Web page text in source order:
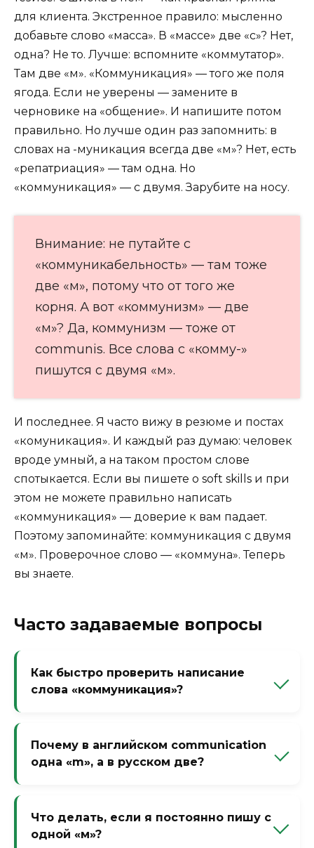
для клиента. Экстренное правило: мысленно
добавьте слово «масса». В «массе» две «с»? Нет,
одна? Не то. Лучше: вспомните «коммутатор».
Там две «м». «Коммуникация» — того же поля
ягода. Если не уверены — замените в
черновике на «общение». И напишите потом
правильно. Но лучше один раз запомнить: в
словах на -муникация всегда две «м»? Нет, есть
«репатриация» — там одна. Но
«коммуникация» — с двумя. Зарубите на носу.
Внимание: не путайте с
«коммуникабельность» — там тоже
две «м», потому что от того же
корня. А вот «коммунизм» — две
«м»? Да, коммунизм — тоже от
communis. Все слова с «комму-»
пишутся с двумя «м».
И последнее. Я часто вижу в резюме и постах
«комуникация». И каждый раз думаю: человек
вроде умный, а на таком простом слове
спотыкается. Если вы пишете о soft skills и при
этом не можете правильно написать
«коммуникация» — доверие к вам падает.
Поэтому запоминайте: коммуникация с двумя
«м». Проверочное слово — «коммуна». Теперь
вы знаете.
Часто задаваемые вопросы
Как быстро проверить написание
слова «коммуникация»?
однокоренное — значит, тоже две «м».
Проверка занимает секунду.
Почему в английском communication
одна «m», а в русском две?
(две «m»). Английский упростил
написание до одной «m». У разных языков
Что делать, если я постоянно пишу с
одной «м»?